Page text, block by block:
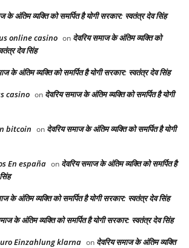
के अंतिम व्यक्ति को समर्पित है योगी सरकार: स्वतंत्र देव सिंह
online casino on देवरिय समाज के अंतिम व्यक्ति को
देव सिंह
के अंतिम व्यक्ति को समर्पित है योगी सरकार: स्वतंत्र देव सिंह
casino on देवरिय समाज के अंतिम व्यक्ति को समर्पित है योगी
bitcoin on देवरिय समाज के अंतिम व्यक्ति को समर्पित है योगी
En españa on देवरिय समाज के अंतिम व्यक्ति को समर्पित है
के अंतिम व्यक्ति को समर्पित है योगी सरकार: स्वतंत्र देव सिंह
के अंतिम व्यक्ति को समर्पित है योगी सरकार: स्वतंत्र देव सिंह
Einzahlung klarna on देवरिय समाज के अंतिम व्यक्ति